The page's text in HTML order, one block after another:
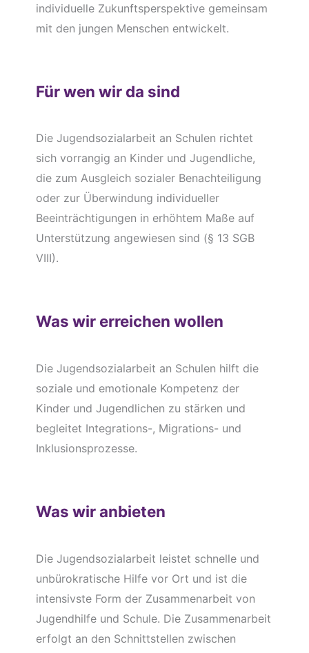
individuelle Zukunftsperspektive gemeinsam
mit den jungen Menschen entwickelt.
Für wen wir da sind
Die Jugendsozialarbeit an Schulen richtet
sich vorrangig an Kinder und Jugendliche,
die zum Ausgleich sozialer Benachteiligung
oder zur Überwindung individueller
Beeinträchtigungen in erhöhtem Maße auf
Unterstützung angewiesen sind (§ 13 SGB
VIII).
Was wir erreichen wollen
Die Jugendsozialarbeit an Schulen hilft die
soziale und emotionale Kompetenz der
Kinder und Jugendlichen zu stärken und
begleitet Integrations-, Migrations- und
Inklusionsprozesse.
Was wir anbieten
Die Jugendsozialarbeit leistet schnelle und
unbürokratische Hilfe vor Ort und ist die
intensivste Form der Zusammenarbeit von
Jugendhilfe und Schule. Die Zusammenarbeit
erfolgt an den Schnittstellen zwischen